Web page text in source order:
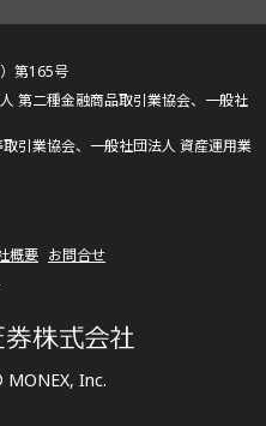
MONEX, Inc.
第165号
第二種金融商品取引業協会、一般社
引業協会、一般社団法人 資産運用業
概要 お問合せ